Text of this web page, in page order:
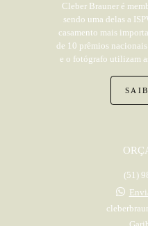
Cleber Brauner é
sendo uma delas a
casamento mais
de 10 prêmios
e o fotógrafo utilizam
(51)